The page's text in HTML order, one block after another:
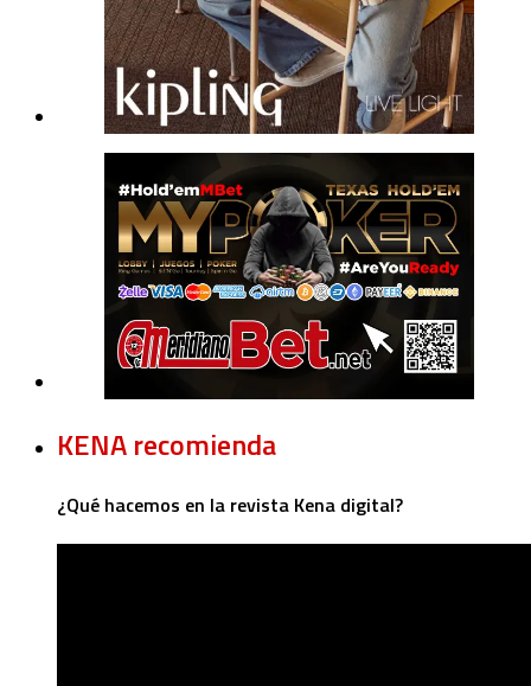
KENA recomienda
¿Qué hacemos en la revista Kena digital?